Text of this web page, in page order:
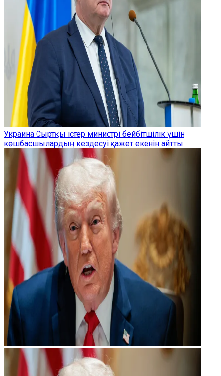
Украина Сыртқы істер министрі бейбітшілік үшін
көшбасшылардың кездесуі қажет екенін айтты